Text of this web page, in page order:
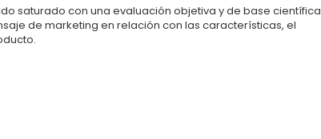
saturado con una evaluación objetiva y de base científica
de marketing en relación con las características, el